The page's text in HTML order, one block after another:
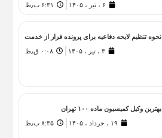
۶ ، تیر ، ۱۴۰۵
۶:۳۱ ب٫ظ
نحوه تنظیم لایحه دفاعیه برای پرونده فرار از خدمت
۳ ، تیر ، ۱۴۰۵
۰:۰۸ ق٫ظ
بهترین وکیل کمیسیون ماده ۱۰۰ تهران
۱۹ ، خرداد ، ۱۴۰۵
۸:۳۵ ب٫ظ